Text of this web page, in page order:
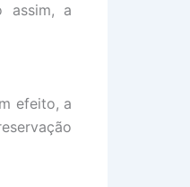
assim, a
efeito, a